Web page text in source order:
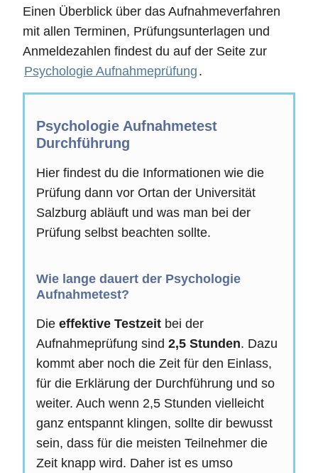
Einen Überblick über das Aufnahmeverfahren
mit allen Terminen, Prüfungsunterlagen und
Anmeldezahlen findest du auf der Seite zur
Psychologie Aufnahmeprüfung .
Psychologie Aufnahmetest
Durchführung
Hier findest du die Informationen wie die
Prüfung dann vor Ortan der Universität
Salzburg abläuft und was man bei der
Prüfung selbst beachten sollte.
Wie lange dauert der Psychologie
Aufnahmetest?
Die effektive Testzeit bei der
Aufnahmeprüfung sind 2,5 Stunden. Dazu
kommt aber noch die Zeit für den Einlass,
für die Erklärung der Durchführung und so
weiter. Auch wenn 2,5 Stunden vielleicht
ganz entspannt klingen, sollte dir bewusst
sein, dass für die meisten Teilnehmer die
Zeit knapp wird. Daher ist es umso